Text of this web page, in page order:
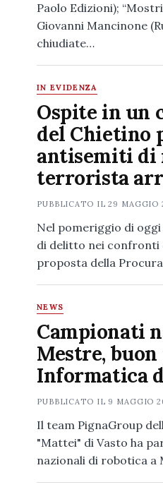
Paolo Edizioni);
Giovanni Mancinone
chiudiate…
IN EVIDENZA
Ospite in un
del Chietino
antisemiti di
terrorista
PUBBLICATO IL29 MAGGIO
Nel pomeriggio di
di delitto nei confronti
proposta della
NEWS
Campionati
Mestre,
Informatica
PUBBLICATO IL 9 MAGGIO
Il team PignaGroup
"Mattei" di Vasto ha
nazionali di robotica